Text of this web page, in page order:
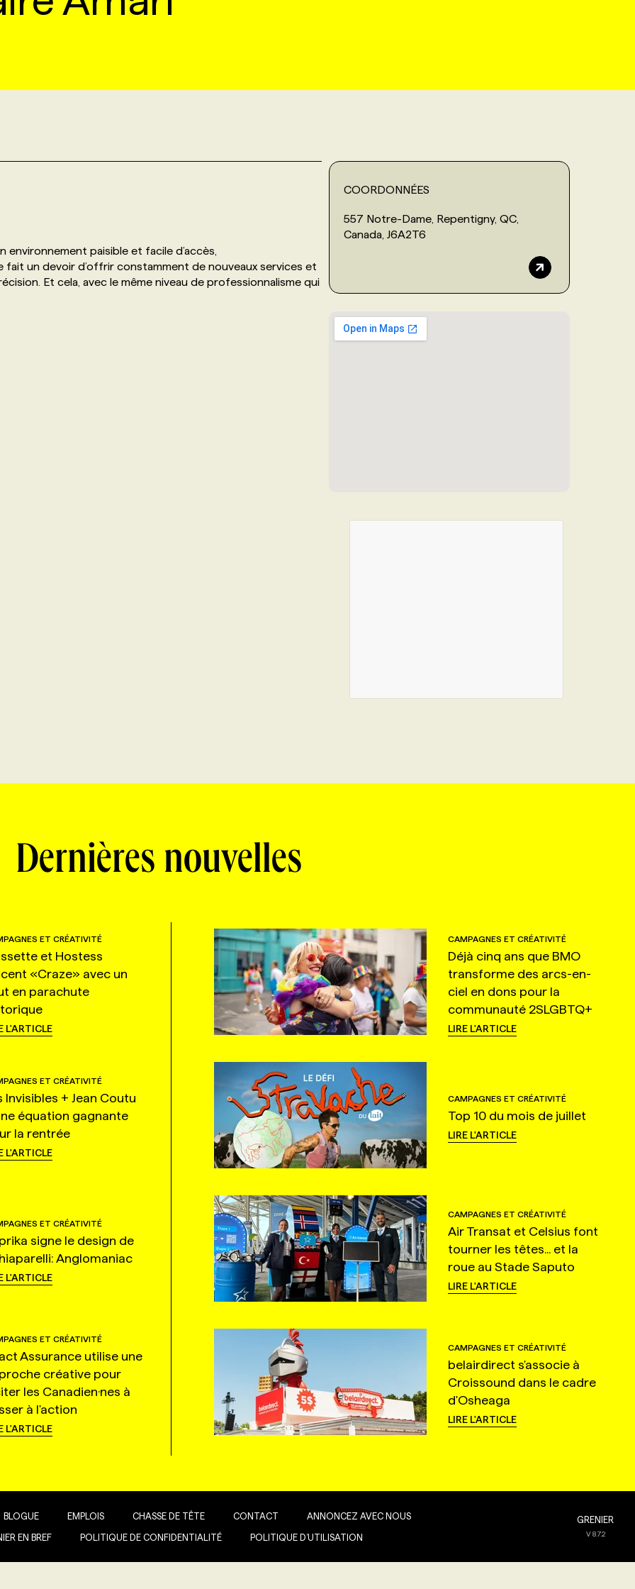
paisible et facile d’accès,
un devoir d’offrir constamment de nouveaux services et
Et cela, avec le même niveau de professionnalisme qui
COORDONNÉES
557 Notre-Dame, Repentigny, QC,
Canada, J6A2T6
Dernières nouvelles
ET CRÉATIVITÉ
et Hostess
«Craze» avec un
en parachute
L'ARTICLE
CAMPAGNES ET CRÉATIVITÉ
Déjà cinq ans que BMO
transforme des arcs-en-
ciel en dons pour la
communauté 2SLGBTQ+
LIRE L'ARTICLE
ET CRÉATIVITÉ
Invisibles + Jean Coutu
équation gagnante
la rentrée
L'ARTICLE
CAMPAGNES ET CRÉATIVITÉ
Top 10 du mois de juillet
LIRE L'ARTICLE
ET CRÉATIVITÉ
signe le design de
Anglomaniac
L'ARTICLE
CAMPAGNES ET CRÉATIVITÉ
Air Transat et Celsius font
tourner les têtes... et la
roue au Stade Saputo
LIRE L'ARTICLE
ET CRÉATIVITÉ
Assurance utilise une
créative pour
les Canadien·nes à
à l'action
L'ARTICLE
CAMPAGNES ET CRÉATIVITÉ
belairdirect s'associe à
Croissound dans le cadre
d'Osheaga
LIRE L'ARTICLE
BLOGUE EMPLOIS CHASSE DE TÊTE CONTACT ANNONCEZ AVEC NOUS
EN BREF POLITIQUE DE CONFIDENTIALITÉ POLITIQUE D’UTILISATION
GRENIER
V8.7.2